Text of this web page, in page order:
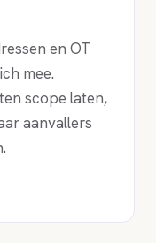
en OT
mee.
scope laten,
aanvallers